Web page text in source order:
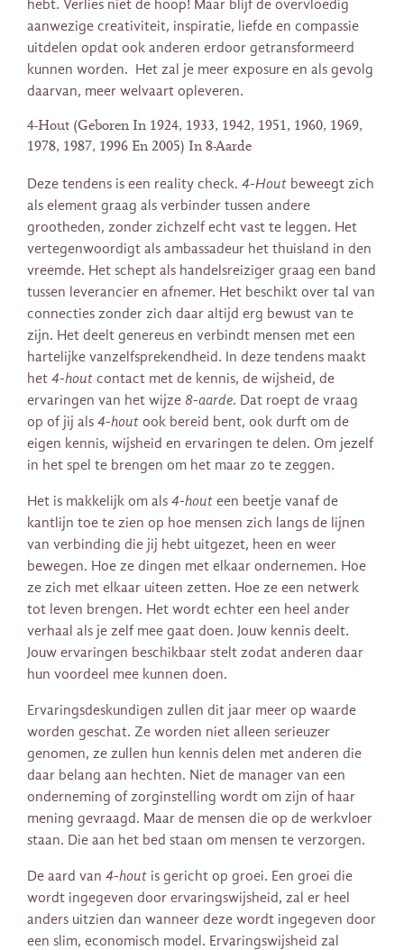
hebt. Verlies niet de hoop! Maar blijf de overvloedig
aanwezige creativiteit, inspiratie, liefde en compassie
uitdelen opdat ook anderen erdoor getransformeerd
kunnen worden. Het zal je meer exposure en als gevolg
daarvan, meer welvaart opleveren.
4-Hout (Geboren In 1924, 1933, 1942, 1951, 1960, 1969,
1978, 1987, 1996 En 2005) In 8-Aarde
Deze tendens is een reality check. 4-Hout beweegt zich
als element graag als verbinder tussen andere
grootheden, zonder zichzelf echt vast te leggen. Het
vertegenwoordigt als ambassadeur het thuisland in den
vreemde. Het schept als handelsreiziger graag een band
tussen leverancier en afnemer. Het beschikt over tal van
connecties zonder zich daar altijd erg bewust van te
zijn. Het deelt genereus en verbindt mensen met een
hartelijke vanzelfsprekendheid. In deze tendens maakt
het 4-hout contact met de kennis, de wijsheid, de
ervaringen van het wijze 8-aarde. Dat roept de vraag
op of jij als 4-hout ook bereid bent, ook durft om de
eigen kennis, wijsheid en ervaringen te delen. Om jezelf
in het spel te brengen om het maar zo te zeggen.
Het is makkelijk om als 4-hout een beetje vanaf de
kantlijn toe te zien op hoe mensen zich langs de lijnen
van verbinding die jij hebt uitgezet, heen en weer
bewegen. Hoe ze dingen met elkaar ondernemen. Hoe
ze zich met elkaar uiteen zetten. Hoe ze een netwerk
tot leven brengen. Het wordt echter een heel ander
verhaal als je zelf mee gaat doen. Jouw kennis deelt.
Jouw ervaringen beschikbaar stelt zodat anderen daar
hun voordeel mee kunnen doen.
Ervaringsdeskundigen zullen dit jaar meer op waarde
worden geschat. Ze worden niet alleen serieuzer
genomen, ze zullen hun kennis delen met anderen die
daar belang aan hechten. Niet de manager van een
onderneming of zorginstelling wordt om zijn of haar
mening gevraagd. Maar de mensen die op de werkvloer
staan. Die aan het bed staan om mensen te verzorgen.
De aard van 4-hout is gericht op groei. Een groei die
wordt ingegeven door ervaringswijsheid, zal er heel
anders uitzien dan wanneer deze wordt ingegeven door
een slim, economisch model. Ervaringswijsheid zal